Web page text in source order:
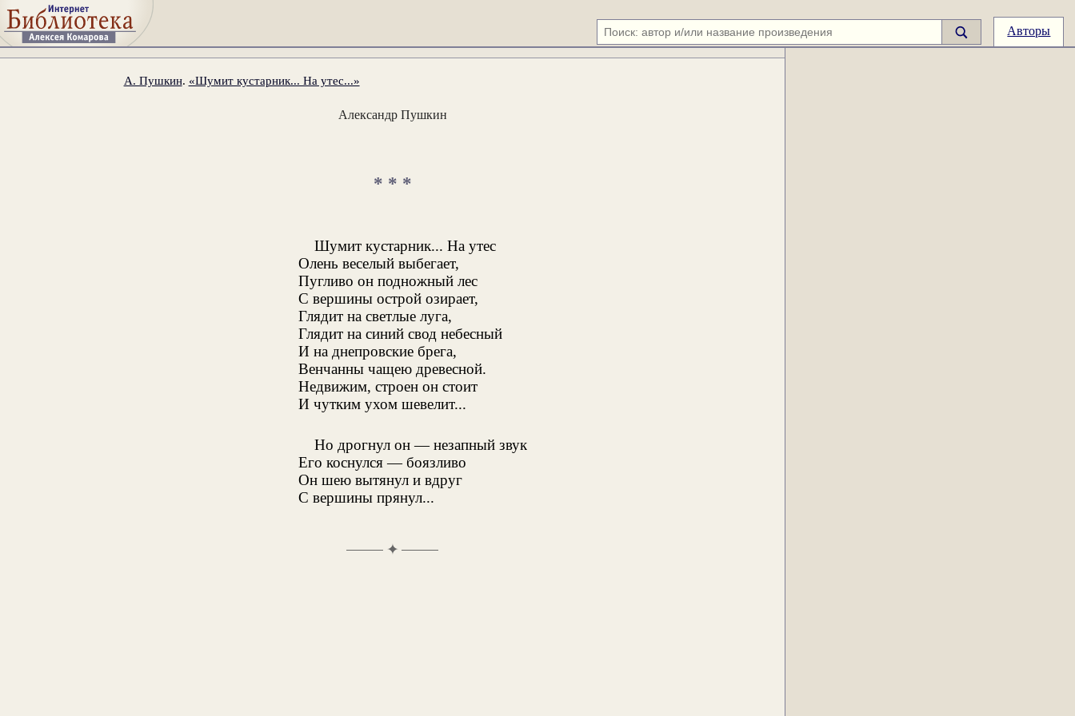
Авторы
А. Пушкин. «Шумит кустарник... На утес...»
Александр Пушкин
* * *
Шумит кустарник... На утес
Олень веселый выбегает,
Пугливо он подножный лес
С вершины острой озирает,
Глядит на светлые луга,
Глядит на синий свод небесный
И на днепровские брега,
Венчанны чащею древесной.
Недвижим, строен он стоит
И чутким ухом шевелит...
Но дрогнул он — незапный звук
Его коснулся — боязливо
Он шею вытянул и вдруг
С вершины прянул...
✦